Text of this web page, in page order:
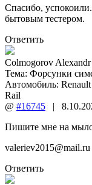
Спасибо,
бытовым тестером.
Ответить
Colmogorov Alexandr
Тема: Форсунки
Автомобиль:
Rail
@ #16745 |
Пишите мне на
valeriev2015@mail.ru
Ответить